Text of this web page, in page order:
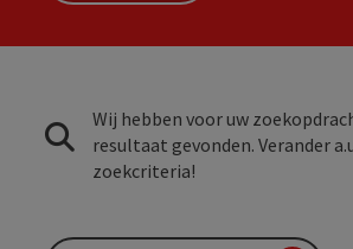
Wij hebben voor uw
resultaat gevonden. Verander
zoekcriteria!